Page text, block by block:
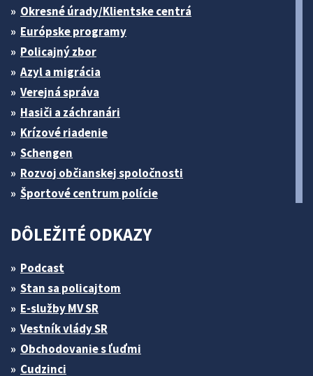
Okresné úrady/Klientske centrá
Európske programy
Policajný zbor
Azyl a migrácia
Verejná správa
Hasiči a záchranári
Krízové riadenie
Schengen
Rozvoj občianskej spoločnosti
Športové centrum polície
DÔLEŽITÉ ODKAZY
Podcast
Stan sa policajtom
E-služby MV SR
Vestník vlády SR
Obchodovanie s ľuďmi
Cudzinci